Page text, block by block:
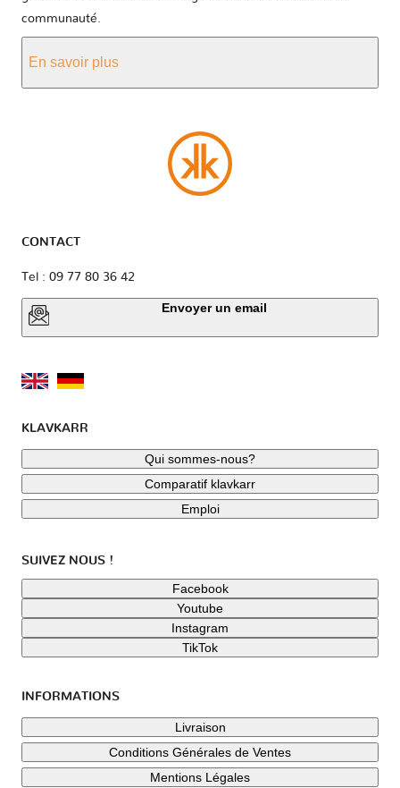
communauté.
En savoir plus
CONTACT
Tel : 09 77 80 36 42
Envoyer un email
KLAVKARR
Qui sommes-nous?
Comparatif klavkarr
Emploi
SUIVEZ NOUS !
Facebook
Youtube
Instagram
TikTok
INFORMATIONS
Livraison
Conditions Générales de Ventes
Mentions Légales